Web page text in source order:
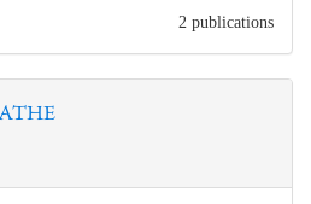
2 publications